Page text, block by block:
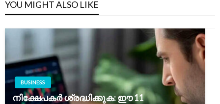
YOU MIGHT ALSO LIKE
BUSINESS
നിക്ഷേപകർ ശ്രദ്ധിക്കുക: ഈ 11